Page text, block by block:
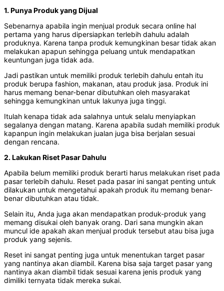
1. Punya Produk yang Dijual
Sebenarnya apabila ingin menjual produk secara online hal
pertama yang harus dipersiapkan terlebih dahulu adalah
produknya. Karena tanpa produk kemungkinan besar tidak akan
melakukan apapun sehingga peluang untuk mendapatkan
keuntungan juga tidak ada.
Jadi pastikan untuk memiliki produk terlebih dahulu entah itu
produk berupa fashion, makanan, atau produk jasa. Produk ini
harus memang benar-benar dibutuhkan oleh masyarakat
sehingga kemungkinan untuk lakunya juga tinggi.
Itulah kenapa tidak ada salahnya untuk selalu menyiapkan
segalanya dengan matang. Karena apabila sudah memiliki produk
kapanpun ingin melakukan jualan juga bisa berjalan sesuai
dengan rencana.
2. Lakukan Riset Pasar Dahulu
Apabila belum memiliki produk berarti harus melakukan riset pada
pasar terlebih dahulu. Reset pada pasar ini sangat penting untuk
dilakukan untuk mengetahui apakah produk itu memang benar-
benar dibutuhkan atau tidak.
Selain itu, Anda juga akan mendapatkan produk-produk yang
memang disukai oleh banyak orang. Dari sana mungkin akan
muncul ide apakah akan menjual produk tersebut atau bisa juga
produk yang sejenis.
Reset ini sangat penting juga untuk menentukan target pasar
yang nantinya akan diambil. Karena bisa saja target pasar yang
nantinya akan diambil tidak sesuai karena jenis produk yang
dimiliki ternyata tidak mereka sukai.